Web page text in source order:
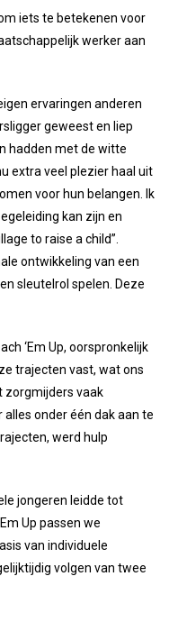
iets te betekenen voor
werker aan
ervaringen anderen
geweest en liep
hadden met de witte
extra veel plezier haal uit
voor hun belangen. Ik
kan zijn en
to raise a child”.
ontwikkeling van een
sleutelrol spelen. Deze
‘Em Up, oorspronkelijk
trajecten vast, wat ons
zorgmijders vaak
onder één dak aan te
werd hulp
jongeren leidde tot
Up passen we
van individuele
volgen van twee